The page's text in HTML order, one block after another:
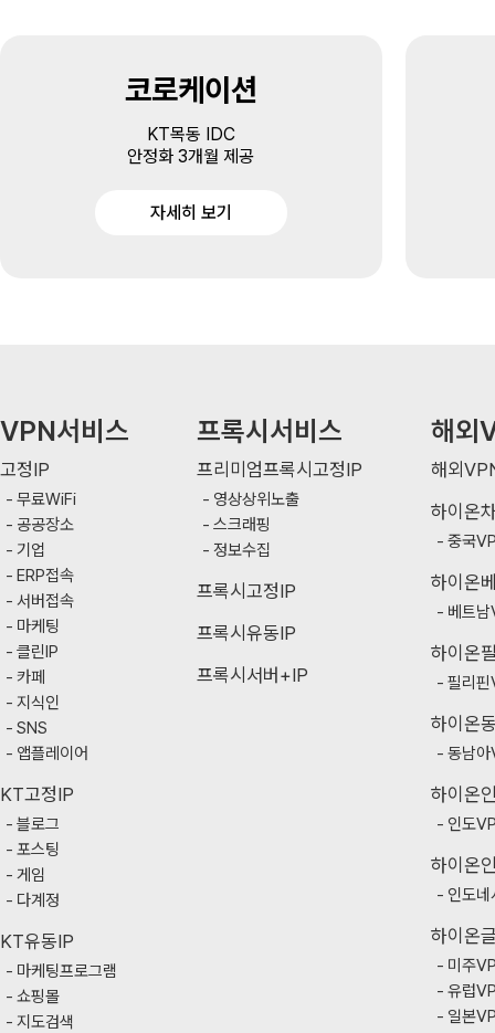
코로케이션
KT목동 IDC
안정화 3개월 제공
자세히 보기
VPN서비스
고정IP
무료WiFi
공공장소
기업
ERP접속
서버접속
마케팅
클린IP
카페
지식인
SNS
앱플레이어
KT고정IP
블로그
포스팅
게임
다계정
KT유동IP
마케팅프로그램
쇼핑몰
지도검색
프록시서비스
프리미엄프록시고정IP
영상상위노출
스크래핑
정보수집
프록시고정IP
프록시유동IP
프록시서버+IP
해외
해외
하이온
중국
하이온
베트
하이온
필리
하이온
동남
하이온
인도
하이온
인도
하이온
미주
유럽
일본